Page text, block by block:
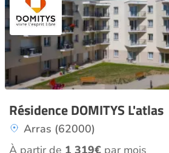
Résidence DOMITYS L'atlas
Arras (62000)
À partir de 1 319€ par mois